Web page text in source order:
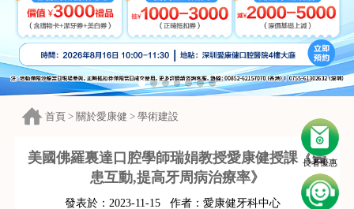
長者優惠
首頁 > 關於愛康健 > 學術建設
美國佛羅裏達口腔學師瑞娟教授愛康健授課《醫
患互動,提高牙周病治療率》
發表於： 2023-11-15 作者： 愛康健牙科中心